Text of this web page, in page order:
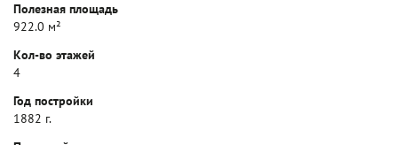
Полезная площадь
922.0 м²
Кол-во этажей
4
Год постройки
1882 г.